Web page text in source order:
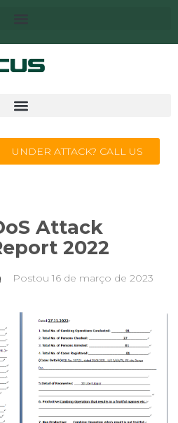
UNDER ATTACK? CALL US
Attack
2022
Postou 16 de março de 2023